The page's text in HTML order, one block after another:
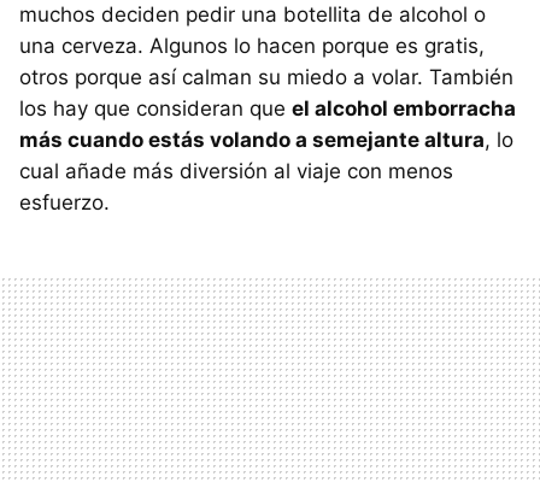
muchos deciden pedir una botellita de alcohol o
una cerveza. Algunos lo hacen porque es gratis,
otros porque así calman su miedo a volar. También
los hay que consideran que el alcohol emborracha
más cuando estás volando a semejante altura, lo
cual añade más diversión al viaje con menos
esfuerzo.